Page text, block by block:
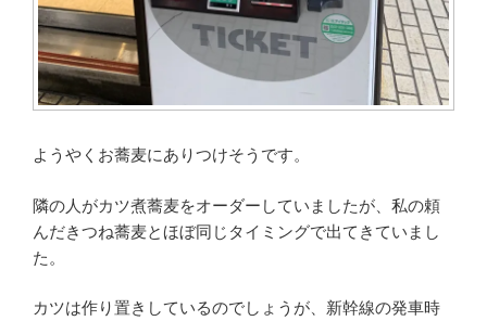
ようやくお蕎麦にありつけそうです。
隣の人がカツ煮蕎麦をオーダーしていましたが、私の頼
んだきつね蕎麦とほぼ同じタイミングで出てきていまし
た。
カツは作り置きしているのでしょうが、新幹線の発車時